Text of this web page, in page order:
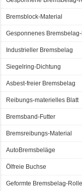
Bremsblock-Material
Gesponnenes Bremsbelag-
Industrieller Bremsbelag
Siegelring-Dichtung
Asbest-freier Bremsbelag
Reibungs-materielles Blatt
Bremsband-Futter
Bremsreibungs-Material
AutoBremsbeläge
Ölfreie Buchse
Geformte Bremsbelag-Rolle